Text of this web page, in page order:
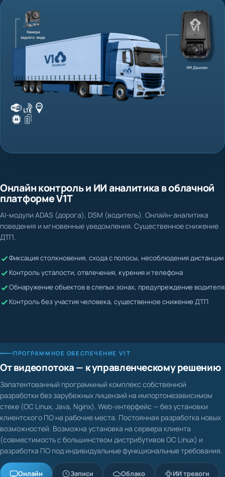
Жалобы невозможно подтвердить или опровергнуть
Водитель может скрывать нарушения
Онлайн контроль и ИИ аналитика в облачной
платформе V1T
поведения и мгновенные уведомления. Существенное снижение
ДТП.
От видеопотока — к управленческому решению
разработки без зарубежных лицензий на импортонезависимом
стеке (ОС Linux, Java, Nginx). Web-интерфейс — без установки
клиентского ПО на рабочие места. Постоянная разработка новых
возможностей. Возможна установка на сервера клиента
(совместимость с большинством дистрибутивов ОС Linux) и
разработка ПО под индивидуальные функциональные требования.